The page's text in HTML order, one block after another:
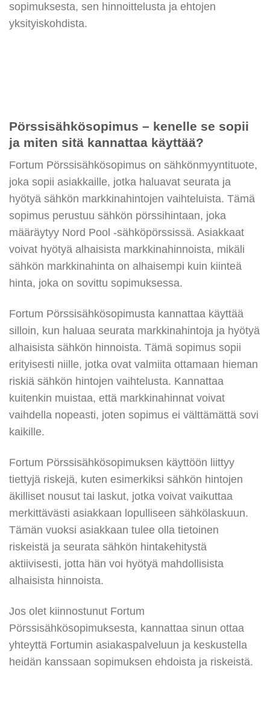
sopimuksesta, sen hinnoittelusta ja ehtojen
yksityiskohdista.
Pörssisähkösopimus – kenelle se sopii
ja miten sitä kannattaa käyttää?
Fortum Pörssisähkösopimus on sähkönmyyntituote,
joka sopii asiakkaille, jotka haluavat seurata ja
hyötyä sähkön markkinahintojen vaihteluista. Tämä
sopimus perustuu sähkön pörssihintaan, joka
määräytyy Nord Pool -sähköpörssissä. Asiakkaat
voivat hyötyä alhaisista markkinahinnoista, mikäli
sähkön markkinahinta on alhaisempi kuin kiinteä
hinta, joka on sovittu sopimuksessa.
Fortum Pörssisähkösopimusta kannattaa käyttää
silloin, kun haluaa seurata markkinahintoja ja hyötyä
alhaisista sähkön hinnoista. Tämä sopimus sopii
erityisesti niille, jotka ovat valmiita ottamaan hieman
riskiä sähkön hintojen vaihtelusta. Kannattaa
kuitenkin muistaa, että markkinahinnat voivat
vaihdella nopeasti, joten sopimus ei välttämättä sovi
kaikille.
Fortum Pörssisähkösopimuksen käyttöön liittyy
tiettyjä riskejä, kuten esimerkiksi sähkön hintojen
äkilliset nousut tai laskut, jotka voivat vaikuttaa
merkittävästi asiakkaan lopulliseen sähkölaskuun.
Tämän vuoksi asiakkaan tulee olla tietoinen
riskeistä ja seurata sähkön hintakehitystä
aktiivisesti, jotta hän voi hyötyä mahdollisista
alhaisista hinnoista.
Jos olet kiinnostunut Fortum
Pörssisähkösopimuksesta, kannattaa sinun ottaa
yhteyttä Fortumin asiakaspalveluun ja keskustella
heidän kanssaan sopimuksen ehdoista ja riskeistä.